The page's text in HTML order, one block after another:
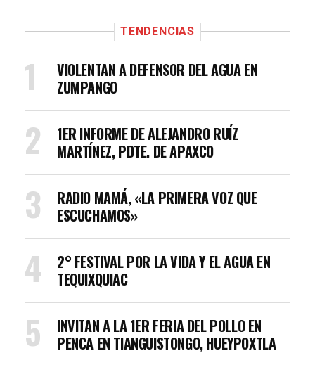
TENDENCIAS
VIOLENTAN A DEFENSOR DEL AGUA EN
ZUMPANGO
1ER INFORME DE ALEJANDRO RUÍZ
MARTÍNEZ, PDTE. DE APAXCO
RADIO MAMÁ, «LA PRIMERA VOZ QUE
ESCUCHAMOS»
2° FESTIVAL POR LA VIDA Y EL AGUA EN
TEQUIXQUIAC
INVITAN A LA 1ER FERIA DEL POLLO EN
PENCA EN TIANGUISTONGO, HUEYPOXTLA